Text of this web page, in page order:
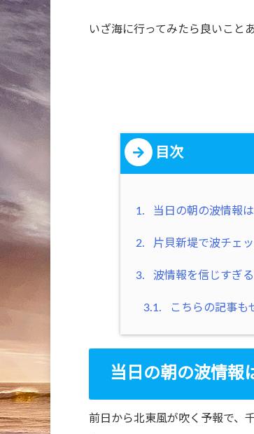
いざ海に行ってみたら良いこと
目次
1. 当日の朝の波情報
2. 片貝新堤で波チェ
3. 波情報を信じすぎ
3.1. こちらの記事も
当日の朝の波情報
前日から北東風が吹く予報で、